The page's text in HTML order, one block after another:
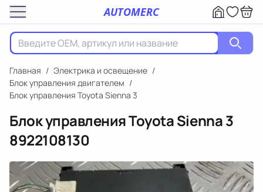
AUTOMERC
Главная / Электрика и освещение /
Блок управления двигателем /
Блок управления Toyota Sienna 3
Блок управления Toyota Sienna 3
8922108130